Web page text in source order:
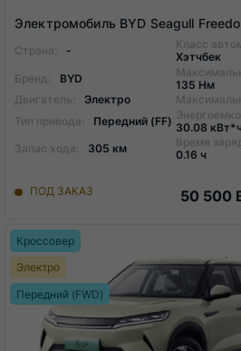
Электромобиль BYD Seagull
Страна: -
Класс
Хэтчбек
Бренд:
BYD
135 Нм
Двигатель:
Электро
Тип привода:
Передний (FF) 30.08
Запас хода:
305 км
Время
0.16 ч
ПОД ЗАКАЗ 50 500
Кроссовер
Электро
Передний (FWD)